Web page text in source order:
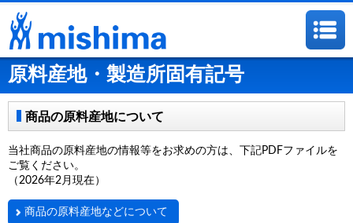
原料産地・製造所固有記号
商品の原料産地について
当社商品の原料産地の情報等をお求めの方は、下記PDFファイルを
ご覧ください。
（2026年2月現在）
商品の原料産地などについて